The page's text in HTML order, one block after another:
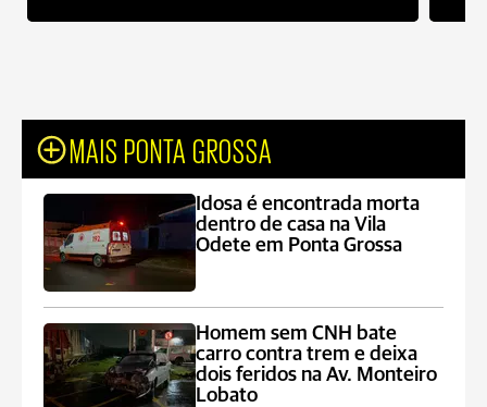
MAIS PONTA GROSSA
Idosa é encontrada morta
dentro de casa na Vila
Odete em Ponta Grossa
Homem sem CNH bate
carro contra trem e deixa
dois feridos na Av. Monteiro
Lobato